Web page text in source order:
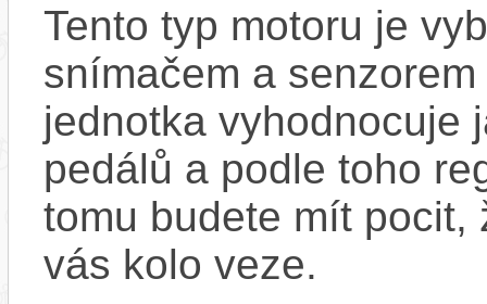
Tento typ motoru je
snímačem a
jednotka vyhodnocuje
pedálů a podle toho
tomu budete mít pocit,
vás kolo veze.